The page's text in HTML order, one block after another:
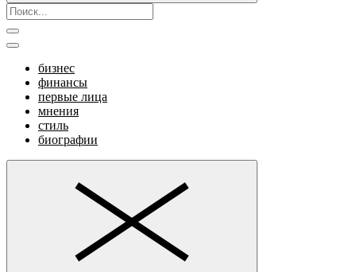
бизнес
финансы
первые лица
мнения
стиль
биографии